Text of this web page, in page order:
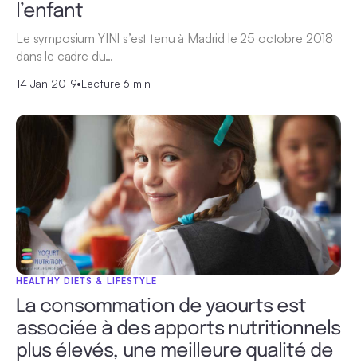
l’enfant
Le symposium YINI s’est tenu à Madrid le 25 octobre 2018
dans le cadre du…
14 Jan 2019•Lecture 6 min
HEALTHY DIETS & LIFESTYLE
La consommation de yaourts est
associée à des apports nutritionnels
plus élevés, une meilleure qualité de